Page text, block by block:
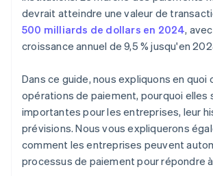
Assistance et expérience client
Conformité et adaptabilité
devrait atteindre une valeur de
500 milliards de dollars en 2024,
croissance annuel de 9,5 % jusqu'en
Dans ce guide, nous expliquons en quoi
opérations de paiement, pourquoi elles
importantes pour les entreprises, leur
prévisions. Nous vous expliquerons
comment les entreprises peuvent
processus de paiement pour répondre